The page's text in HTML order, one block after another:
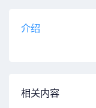
介绍
相关内容